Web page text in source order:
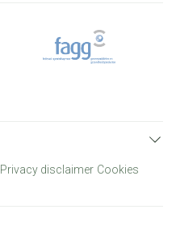
Privacy disclaimer Cookies